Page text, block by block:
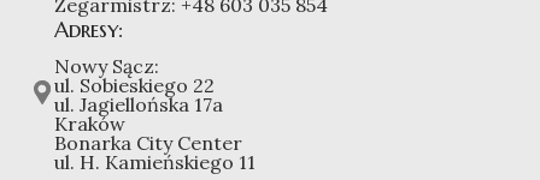
Adresy:
Nowy Sącz:
ul. Sobieskiego 22
ul. Jagiellońska 17a
Kraków
Bonarka City Center
ul. H. Kamieńskiego 11